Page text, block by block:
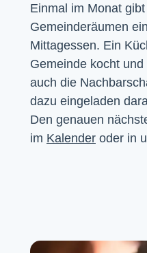
Einmal im Monat
Gemeinderäumen
Mittagessen. Ein
Gemeinde kocht
auch die
dazu eingeladen
Den genauen
im Kalender oder in